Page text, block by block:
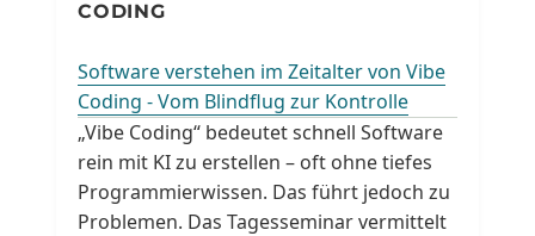
CODING
Software verstehen im Zeitalter von Vibe
Coding - Vom Blindflug zur Kontrolle
„Vibe Coding“ bedeutet schnell Software
rein mit KI zu erstellen – oft ohne tiefes
Programmierwissen. Das führt jedoch zu
Problemen. Das Tagesseminar vermittelt